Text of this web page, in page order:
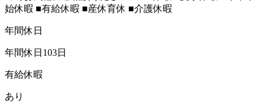
始休暇 ■有給休暇 ■産休育休 ■介護休暇
年間休日
年間休日103日
有給休暇
あり